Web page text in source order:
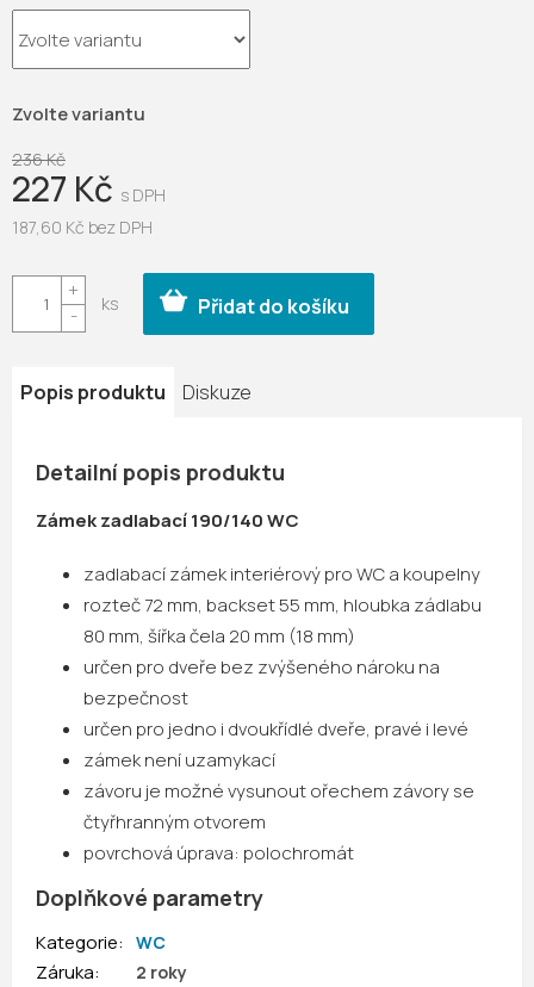
236 Kč
227 Kč
187,60 Kč bez DPH
cena:
Zvolte variantu
Přidat do košíku
Popis produktu Diskuze
Detailní popis produktu
Zámek zadlabací 190/140 WC
zadlabací zámek interiérový pro WC a koupelny
rozteč 72 mm, backset 55 mm, hloubka zádlabu
80 mm, šířka čela 20 mm (18 mm)
určen pro dveře bez zvýšeného nároku na
bezpečnost
určen pro jedno i dvoukřídlé dveře, pravé i levé
zámek není uzamykací
závoru je možné vysunout ořechem závory se
čtyřhranným otvorem
povrchová úprava: polochromát
Doplňkové parametry
Kategorie: WC
Záruka: 2 roky